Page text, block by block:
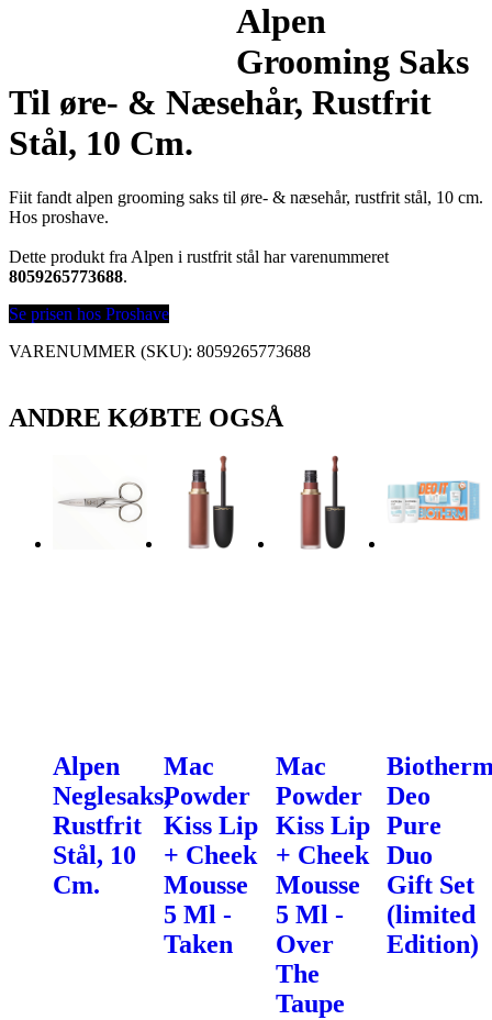
Alpen
Grooming Saks
Til øre- & Næsehår, Rustfrit
Stål, 10 Cm.
Fiit fandt alpen grooming saks til øre- & næsehår, rustfrit stål, 10 cm.
Hos proshave.
Dette produkt fra Alpen i rustfrit stål har varenummeret
8059265773688.
Se prisen hos Proshave
VARENUMMER (SKU): 8059265773688
ANDRE KØBTE OGSÅ
Alpen
Neglesaks,
Rustfrit
Stål, 10
Cm.
Mac
Powder
Kiss Lip
+ Cheek
Mousse
5 Ml -
Taken
Mac
Powder
Kiss Lip
+ Cheek
Mousse
5 Ml -
Over
The
Taupe
Deo
Pure
Duo
Gift Set
(limited
Edition)